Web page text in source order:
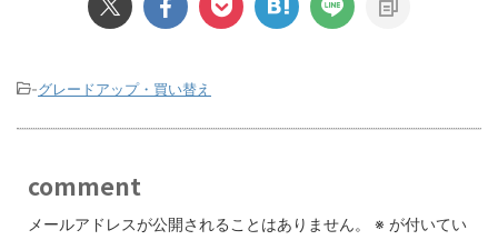
-グレードアップ・買い替え
comment
メールアドレスが公開されることはありません。 ※ が付いてい